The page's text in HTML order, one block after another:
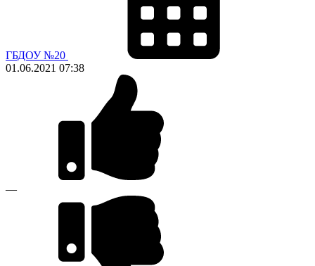
ГБДОУ №20
01.06.2021 07:38
—